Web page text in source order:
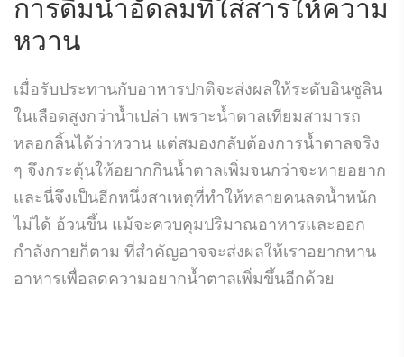
หวาน
เมื่อรับประทานกับอาหารปกติจะส่งผลให้ระดับอินซูลิน
ในเลือดสูงกว่าน้ำเปล่า เพราะน้ำตาลเทียมสามารถ
หลอกลิ้นได้ว่าหวาน แต่สมองกลับต้องการน้ำตาลจริง
ๆ จึงกระตุ้นให้อยากกินน้ำตาลเพิ่มจนกว่าจะหายอยาก
และนี่จึงเป็นอีกหนึ่งสาเหตุที่ทำให้หลายคนลดน้ำหนัก
ไม่ได้ อ้วนขึ้น แม้จะควบคุมปริมาณอาหารและออก
กำลังกายก็ตาม ที่สำคัญอาจจะส่งผลให้เราอยากทาน
อาหารเพื่อลดความอยากน้ำตาลเพิ่มขึ้นอีกด้วย